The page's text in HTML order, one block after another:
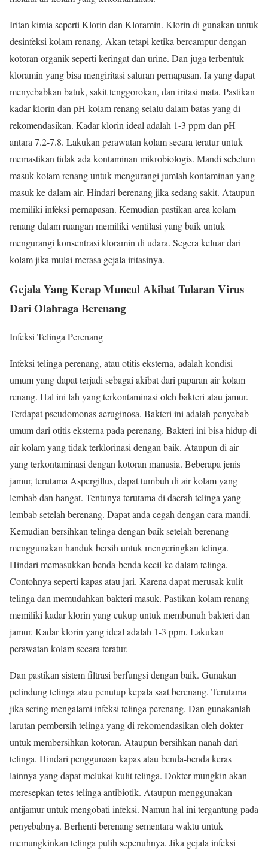
Iritan kimia seperti Klorin dan Kloramin. Klorin di gunakan untuk
desinfeksi kolam renang. Akan tetapi ketika bercampur dengan
kotoran organik seperti keringat dan urine. Dan juga terbentuk
kloramin yang bisa mengiritasi saluran pernapasan. Ia yang dapat
menyebabkan batuk, sakit tenggorokan, dan iritasi mata. Pastikan
kadar klorin dan pH kolam renang selalu dalam batas yang di
rekomendasikan. Kadar klorin ideal adalah 1-3 ppm dan pH
antara 7.2-7.8. Lakukan perawatan kolam secara teratur untuk
memastikan tidak ada kontaminan mikrobiologis. Mandi sebelum
masuk kolam renang untuk mengurangi jumlah kontaminan yang
masuk ke dalam air. Hindari berenang jika sedang sakit. Ataupun
memiliki infeksi pernapasan. Kemudian pastikan area kolam
renang dalam ruangan memiliki ventilasi yang baik untuk
mengurangi konsentrasi kloramin di udara. Segera keluar dari
kolam jika mulai merasa gejala iritasinya.
Gejala Yang Kerap Muncul Akibat Tularan Virus
Dari Olahraga Berenang
Infeksi Telinga Perenang
Infeksi telinga perenang, atau otitis eksterna, adalah kondisi
umum yang dapat terjadi sebagai akibat dari paparan air kolam
renang. Hal ini lah yang terkontaminasi oleh bakteri atau jamur.
Terdapat pseudomonas aeruginosa. Bakteri ini adalah penyebab
umum dari otitis eksterna pada perenang. Bakteri ini bisa hidup di
air kolam yang tidak terklorinasi dengan baik. Ataupun di air
yang terkontaminasi dengan kotoran manusia. Beberapa jenis
jamur, terutama Aspergillus, dapat tumbuh di air kolam yang
lembab dan hangat. Tentunya terutama di daerah telinga yang
lembab setelah berenang. Dapat anda cegah dengan cara mandi.
Kemudian bersihkan telinga dengan baik setelah berenang
menggunakan handuk bersih untuk mengeringkan telinga.
Hindari memasukkan benda-benda kecil ke dalam telinga.
Contohnya seperti kapas atau jari. Karena dapat merusak kulit
telinga dan memudahkan bakteri masuk. Pastikan kolam renang
memiliki kadar klorin yang cukup untuk membunuh bakteri dan
jamur. Kadar klorin yang ideal adalah 1-3 ppm. Lakukan
perawatan kolam secara teratur.
Dan pastikan sistem filtrasi berfungsi dengan baik. Gunakan
pelindung telinga atau penutup kepala saat berenang. Terutama
jika sering mengalami infeksi telinga perenang. Dan gunakanlah
larutan pembersih telinga yang di rekomendasikan oleh dokter
untuk membersihkan kotoran. Ataupun bersihkan nanah dari
telinga. Hindari penggunaan kapas atau benda-benda keras
lainnya yang dapat melukai kulit telinga. Dokter mungkin akan
meresepkan tetes telinga antibiotik. Ataupun menggunakan
antijamur untuk mengobati infeksi. Namun hal ini tergantung pada
penyebabnya. Berhenti berenang sementara waktu untuk
memungkinkan telinga pulih sepenuhnya. Jika gejala infeksi